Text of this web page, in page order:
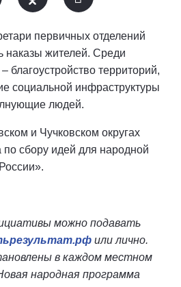
первичных отделений
наказы жителей. Среди
благоустройство территорий,
социальной инфраструктуры
людей.
и Чучковском округах
по сбору идей для народной
можно подавать
или лично.
в каждом местном
народная программа